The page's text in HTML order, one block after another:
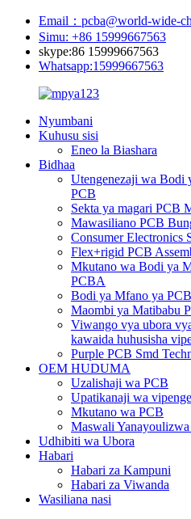
Email：pcba@world-wide-
Simu: +86 15999667563
skype:86 15999667563
Whatsapp:15999667563
Nyumbani
Kuhusu sisi
Eneo la Biashara
Bidhaa
Utengenezaji wa Bodi
PCB
Sekta ya magari PCB
Mawasiliano PCB
Consumer Electronics
Flex+rigid PCB
Mkutano wa Bodi ya
PCBA
Bodi ya Mfano ya
Maombi ya Matibabu
Viwango vya ubora
kawaida huhusisha
Purple PCB Smd
OEM HUDUMA
Uzalishaji wa PCB
Upatikanaji wa
Mkutano wa PCB
Maswali
Udhibiti wa Ubora
Habari
Habari za Kampuni
Habari za Viwanda
Wasiliana nasi